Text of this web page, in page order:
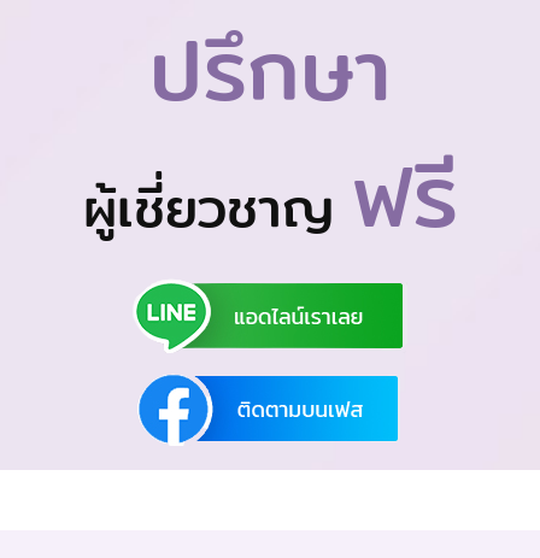
ปรึกษา
ผู้เชี่ยวชาญ ฟรี